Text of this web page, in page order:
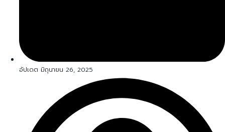
อัปเดต มิถุนายน 26, 2025